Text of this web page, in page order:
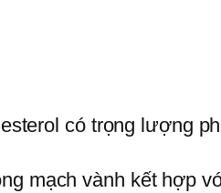
có trọng lượng
mạch vành kết hợp